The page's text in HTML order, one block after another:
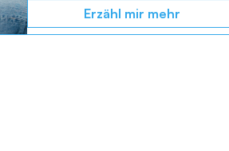
Erzähl mir mehr